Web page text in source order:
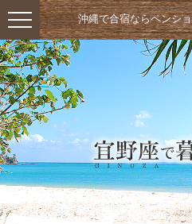
沖縄で合宿ならペンシ